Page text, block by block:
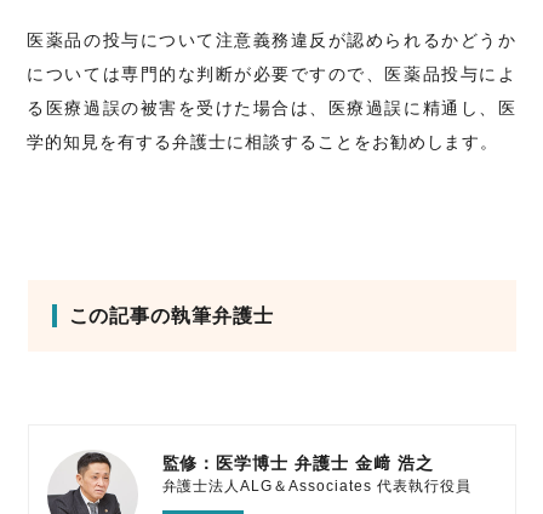
医薬品の投与について注意義務違反が認められるかどうか
については専門的な判断が必要ですので、医薬品投与によ
る医療過誤の被害を受けた場合は、医療過誤に精通し、医
学的知見を有する弁護士に相談することをお勧めします。
この記事の執筆弁護士
監修：医学博士 弁護士金﨑 浩之
弁護士法人ALG＆Associates 代表執行役員